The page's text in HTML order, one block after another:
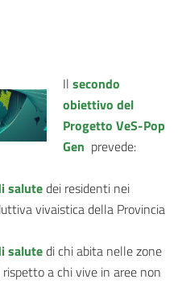
Il secondo
obiettivo del
Progetto VeS-Pop
Gen prevede:
salutedei residenti nei
vivaistica della Provincia
salutedi chi abita nelle zone
a chi vive in aree non